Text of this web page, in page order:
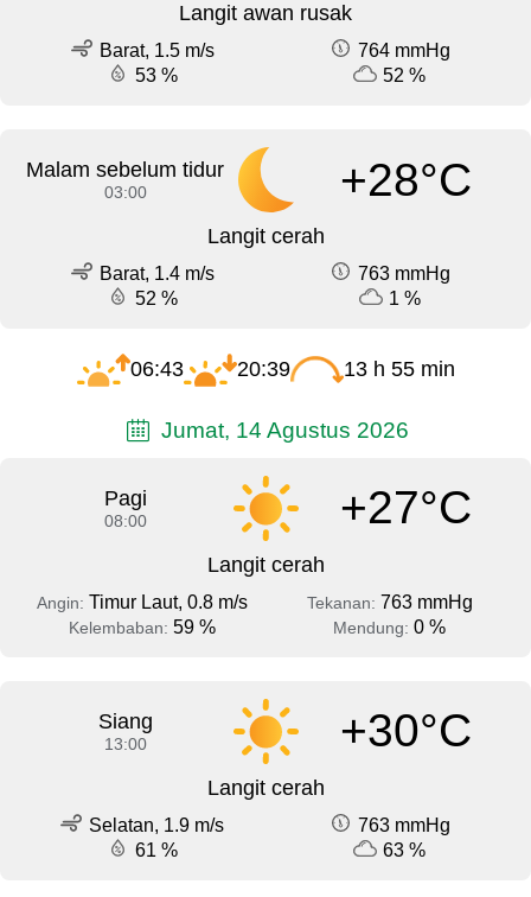
Langit awan rusak
Barat, 1.5 m/s
764 mmHg
53 %
52 %
Malam sebelum tidur
03:00 +28°C
Langit cerah
Barat, 1.4 m/s
763 mmHg
52 %
1 %
06:43 20:39 13 h 55 min
Jumat, 14 Agustus 2026
Pagi
08:00 +27°C
Langit cerah
Angin: Timur Laut, 0.8 m/s Tekanan: 763 mmHg
Kelembaban: 59 % Mendung: 0 %
Siang
13:00 +30°C
Langit cerah
Selatan, 1.9 m/s
763 mmHg
61 %
63 %